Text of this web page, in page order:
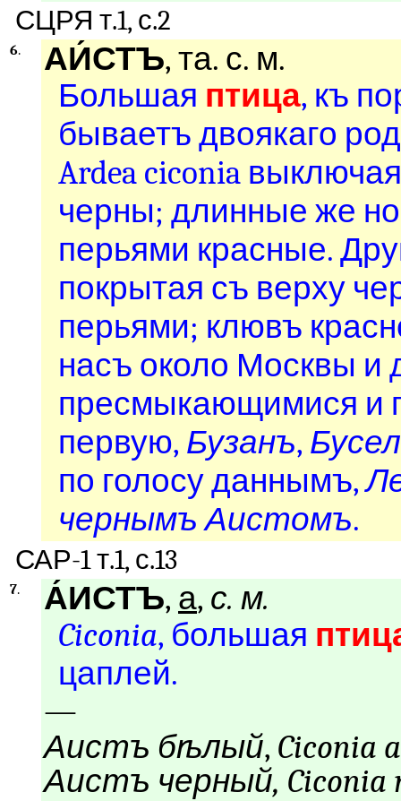
СЦРЯ т.1, с.2
6. АИ́СТЪ, та. с. м.
Большая птица, къ
бываетъ двоякаго
Ardea ciconia
черны; длинные же
перьями красные.
покрытая съ верху
перьями; клювъ
насъ около Москвы и
пресмыкающимися и
первую, Бузанъ,
по голосу даннымъ,
чернымъ Аистомъ.
САР-1 т.1, с.13
7. А́ИСТЪ, а, с. м.
Ciconia, большая
цаплей.
—
Аистъ бѣлый, Ciconia
Аистъ черный, Ciconia